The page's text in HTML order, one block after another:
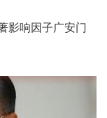
影响因子广安门